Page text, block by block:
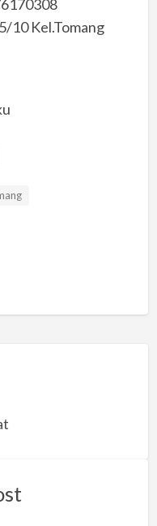
10 Kel.Tomang
ID